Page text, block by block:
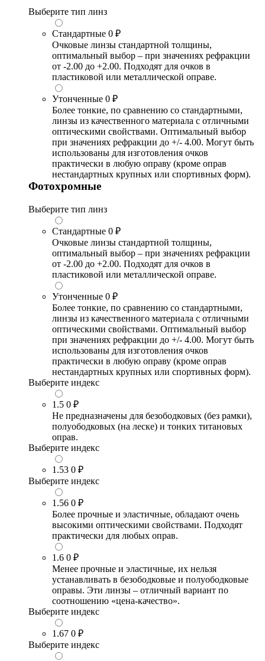
Выберите тип линз
Стандартные 0 ₽
Очковые линзы стандартной толщины,
оптимальный выбор – при значениях рефракции
от -2.00 до +2.00. Подходят для очков в
пластиковой или металлической оправе.
Утонченные 0 ₽
Более тонкие, по сравнению со стандартными,
линзы из качественного материала с отличными
оптическими свойствами. Оптимальный выбор
при значениях рефракции до +/- 4.00. Могут быть
использованы для изготовления очков
практически в любую оправу (кроме оправ
нестандартных крупных или спортивных форм).
Фотохромные
Выберите тип линз
Стандартные 0 ₽
Очковые линзы стандартной толщины,
оптимальный выбор – при значениях рефракции
от -2.00 до +2.00. Подходят для очков в
пластиковой или металлической оправе.
Утонченные 0 ₽
Более тонкие, по сравнению со стандартными,
линзы из качественного материала с отличными
оптическими свойствами. Оптимальный выбор
при значениях рефракции до +/- 4.00. Могут быть
использованы для изготовления очков
практически в любую оправу (кроме оправ
нестандартных крупных или спортивных форм).
Выберите индекс
1.5 0 ₽
Не предназначены для безободковых (без рамки),
полуободковых (на леске) и тонких титановых
оправ.
Выберите индекс
1.53 0 ₽
Выберите индекс
1.56 0 ₽
Более прочные и эластичные, обладают очень
высокими оптическими свойствами. Подходят
практически для любых оправ.
1.6 0 ₽
Менее прочные и эластичные, их нельзя
устанавливать в безободковые и полуободковые
оправы. Эти линзы – отличный вариант по
соотношению «цена-качество».
Выберите индекс
1.67 0 ₽
Выберите индекс